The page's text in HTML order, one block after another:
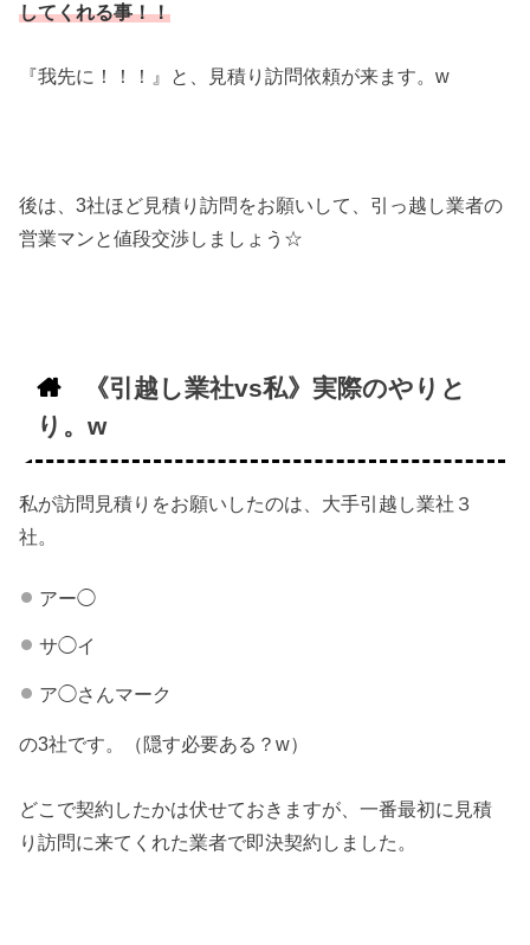
してくれる事！！
『我先に！！！』と、見積り訪問依頼が来ます。w
後は、3社ほど見積り訪問をお願いして、引っ越し業者の
営業マンと値段交渉しましょう☆
《引越し業社vs私》実際のやりと
り。w
私が訪問見積りをお願いしたのは、大手引越し業社３
社。
アー◯
サ◯イ
ア◯さんマーク
の3社です。（隠す必要ある？w）
どこで契約したかは伏せておきますが、一番最初に見積
り訪問に来てくれた業者で即決契約しました。